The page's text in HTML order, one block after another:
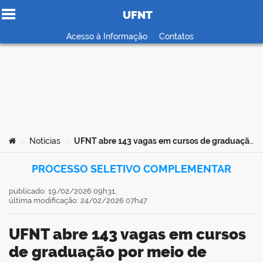
Ir para o conteúdo
UFNT
Acesso à Informação Contatos
Você está aqui:
Notícias UFNT abre 143 vagas em cursos de graduação por meio de Análise do Histórico Escolar
PROCESSO SELETIVO COMPLEMENTAR
UFNT abre 143 vagas em cursos
de graduação por meio de
publicado: 19/02/2026 09h31,
última modificação: 24/02/2026 07h47